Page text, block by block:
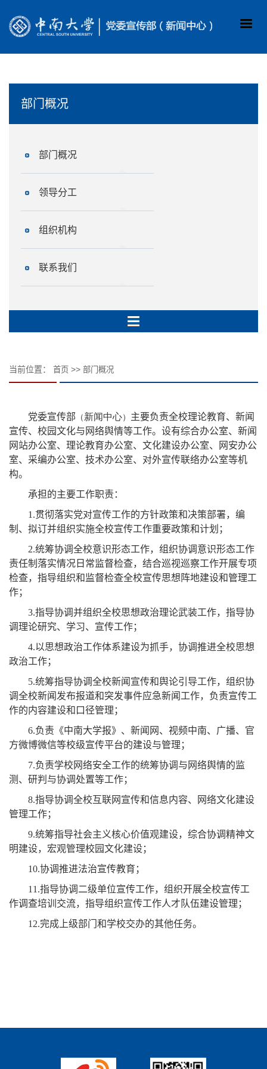
部门概况
部门概况
领导分工
组织机构
联系我们
当前位置： 首页 >> 部门概况
党委宣传部 （ 新闻中心） 主要负责全校理论教育、新闻
宣传、校园文化与网络舆情等工作。设有综合办公室、新闻
网站办公室、理论教育办公室、文化建设办公室、网安办公
室、采编办公室、技术办公室、对外宣传联络办公室等机
构。
承担的主要工作职责：
1.贯彻落实党对宣传工作的方针政策和决策部署，编
制、拟订并组织实施全校宣传工作重要政策和计划；
2.统筹协调全校意识形态工作，组织协调意识形态工作
责任制落实情况日常监督检查，结合巡视巡察工作开展专项
检查，指导组织和监督检查全校宣传思想阵地建设和管理工
作；
3.指导协调并组织全校思想政治理论武装工作，指导协
调理论研究、学习、宣传工作；
4.以思想政治工作体系建设为抓手，协调推进全校思想
政治工作；
5.统筹指导协调全校新闻宣传和舆论引导工作，组织协
调全校新闻发布报道和突发事件应急新闻工作，负责宣传工
作的内容建设和口径管理；
6.负责《中南大学报》、新闻网、视频中南、广播、官
方微博微信等校级宣传平台的建设与管理；
7.负责学校网络安全工作的统筹协调与网络舆情的监
测、研判与协调处置等工作；
8.指导协调全校互联网宣传和信息内容、网络文化建设
管理工作；
9.统筹指导社会主义核心价值观建设，综合协调精神文
明建设，宏观管理校园文化建设；
10.协调推进法治宣传教育；
11.指导协调二级单位宣传工作，组织开展全校宣传工
作调查培训交流，指导组织宣传工作人才队伍建设管理；
12.完成上级部门和学校交办的其他任务。